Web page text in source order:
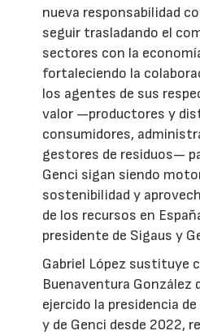
nueva responsabilidad
seguir trasladando el
sectores con la
fortaleciendo la
los agentes de sus
valor —productores y
consumidores,
gestores de residuos—
Genci sigan siendo
sostenibilidad y
de los recursos en
presidente de Sigaus y
Gabriel López sustituye
Buenaventura González
ejercido la presidencia
y de Genci desde 2022,